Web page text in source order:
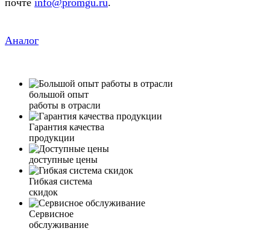
почте info@promgu.ru.
Аналог
большой опыт
работы в отрасли
Гарантия качества
продукции
доступные цены
Гибкая система
скидок
Сервисное
обслуживание